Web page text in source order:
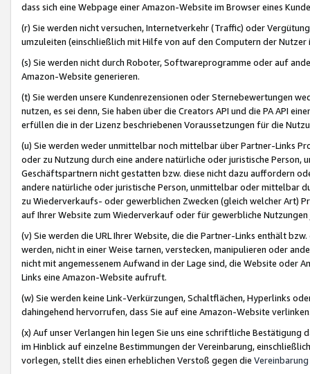
dass sich eine Webpage einer Amazon-Website im Browser eines
(r) Sie werden nicht versuchen, Internetverkehr (Traffic) oder
umzuleiten (einschließlich mit Hilfe von auf den Computern der
(s) Sie werden nicht durch Roboter, Softwareprogramme oder auf
Amazon-Website generieren.
(t) Sie werden unsere Kundenrezensionen oder Sternebewertungen
nutzen, es sei denn, Sie haben über die Creators API und die PA API
erfüllen die in der Lizenz beschriebenen Voraussetzungen für die
(u) Sie werden weder unmittelbar noch mittelbar über Partner-Links
oder zu Nutzung durch eine andere natürliche oder juristische
Geschäftspartnern nicht gestatten bzw. diese nicht dazu auffordern
andere natürliche oder juristische Person, unmittelbar oder mittelbar
zu Wiederverkaufs- oder gewerblichen Zwecken (gleich welcher Art)
auf Ihrer Website zum Wiederverkauf oder für gewerbliche
(v) Sie werden die URL Ihrer Website, die die Partner-Links enthält
werden, nicht in einer Weise tarnen, verstecken, manipulieren oder
nicht mit angemessenem Aufwand in der Lage sind, die Website oder
Links eine Amazon-Website aufruft.
(w) Sie werden keine Link-Verkürzungen, Schaltflächen, Hyperlinks
dahingehend hervorrufen, dass Sie auf eine Amazon-Website
(x) Auf unser Verlangen hin legen Sie uns eine schriftliche
im Hinblick auf einzelne Bestimmungen der Vereinbarung,
vorlegen, stellt dies einen erheblichen Verstoß gegen die Vereinbarung